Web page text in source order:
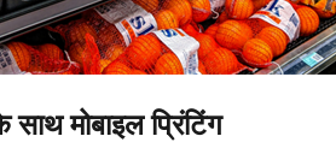
साथ मोबाइल प्रिंटिंग